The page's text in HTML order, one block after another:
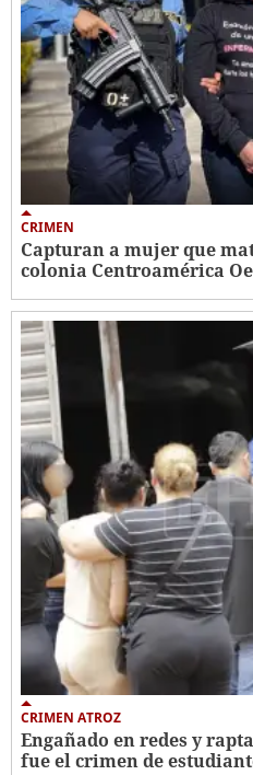
CRIMEN
Capturan a mujer que
colonia Centroamérica
CRIMEN ATROZ
Engañado en redes y
fue el crimen de